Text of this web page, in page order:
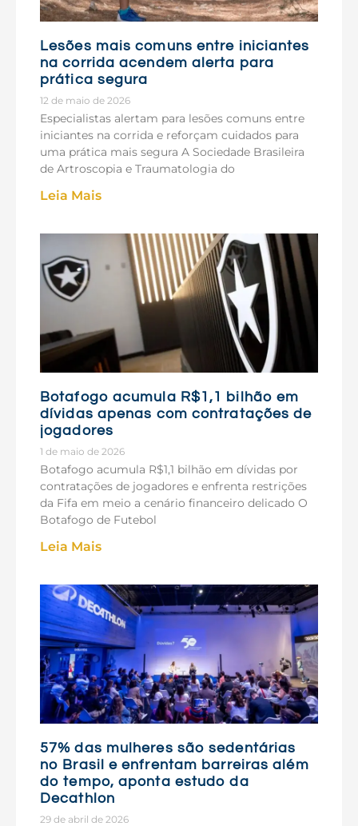
Lesões mais comuns entre iniciantes
na corrida acendem alerta para
prática segura
12 de maio de 2026
Especialistas alertam para lesões comuns entre
iniciantes na corrida e reforçam cuidados para
uma prática mais segura A Sociedade Brasileira
de Artroscopia e Traumatologia do
Leia Mais
Botafogo acumula R$1,1 bilhão em
dívidas apenas com contratações de
jogadores
1 de maio de 2026
Botafogo acumula R$1,1 bilhão em dívidas por
contratações de jogadores e enfrenta restrições
da Fifa em meio a cenário financeiro delicado O
Botafogo de Futebol
Leia Mais
57% das mulheres são sedentárias
no Brasil e enfrentam barreiras além
do tempo, aponta estudo da
Decathlon
29 de abril de 2026